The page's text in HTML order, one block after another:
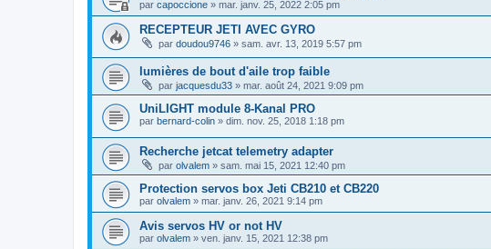
par capoccione » mar. janv. 25, 2022 2:05 pm
RECEPTEUR JETI AVEC GYRO
par doudou9746 » sam. avr. 13, 2019 5:57 pm
lumières de bout d'aile trop faible
par jacquesdu33 » mar. août 24, 2021 9:09 pm
UniLIGHT module 8-Kanal PRO
par bernard-colin » dim. nov. 25, 2018 1:18 pm
Recherche jetcat telemetry adapter
par olvalem » sam. mai 15, 2021 12:40 pm
Protection servos box Jeti CB210 et CB220
par olvalem » mar. janv. 26, 2021 9:14 pm
Avis servos HV or not HV
par olvalem » ven. janv. 15, 2021 12:38 pm